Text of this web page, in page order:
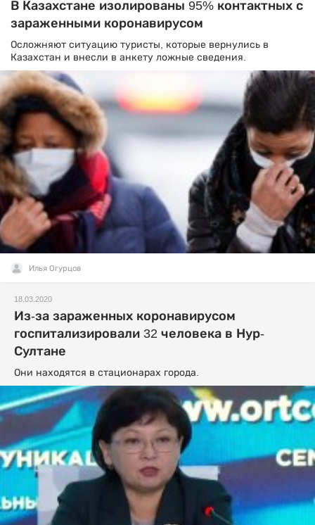
В Казахстане изолированы 95% контактных с
зараженными коронавирусом
Осложняют ситуацию туристы, которые вернулись в
Казахстан и внесли в анкету ложные сведения.
Илья Огурцов
18.03.2020
Из-за зараженных коронавирусом
госпитализировали 32 человека в Нур-
Султане
Они находятся в стационарах города.